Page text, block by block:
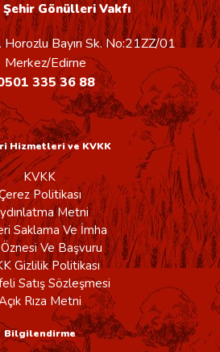
Şehir Gönülleri Vakfı
Bayırı Sk. No:21ZZ/01
Merkez/Edirne
335 36 88
Hizmetleri ve KVKK
KVKK
Politikası
Metni
Saklama Ve İmha
Ve Başvuru
Gizlilik Politikası
Satış Sözleşmesi
Rıza Metni
Bilgilendirme